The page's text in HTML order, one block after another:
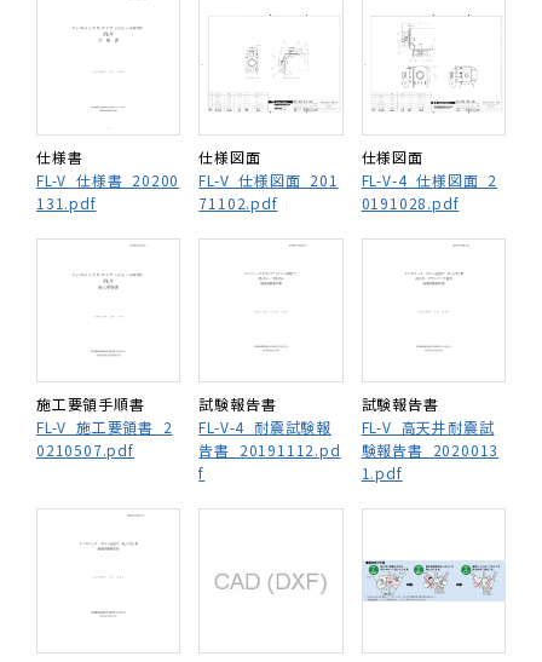
仕様書
FL-V_仕様書_20200
131.pdf
仕様図面
FL-V_仕様図面_201
71102.pdf
仕様図面
FL-V-4_仕様図面_2
0191028.pdf
施工要領手順書
FL-V_施工要領書_2
0210507.pdf
試験報告書
FL-V-4_耐震試験報
告書_20191112.pd
f
試験報告書
FL-V_高天井耐震試
験報告書_2020013
1.pdf